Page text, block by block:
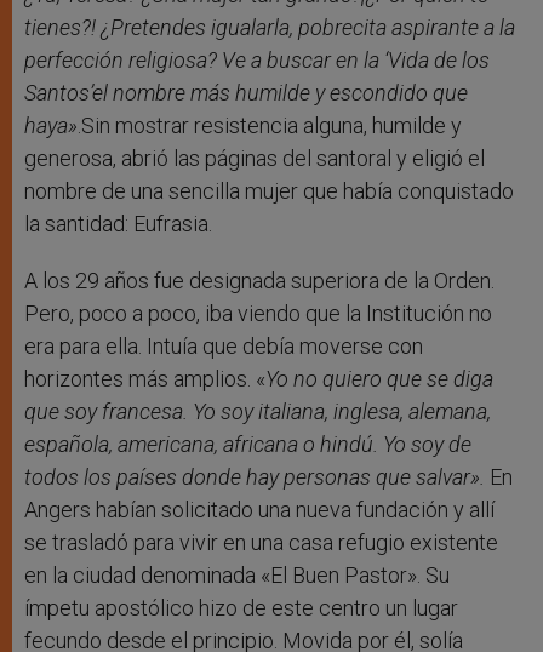
tienes?! ¿Pretendes igualarla, pobrecita aspirante a la
perfección religiosa? Ve a buscar en la ‘Vida de los
Santos’el nombre más humilde y escondido que
haya».Sin mostrar resistencia alguna, humilde y
generosa, abrió las páginas del santoral y eligió el
nombre de una sencilla mujer que había conquistado
la santidad: Eufrasia.
A los 29 años fue designada superiora de la Orden.
Pero, poco a poco, iba viendo que la Institución no
era para ella. Intuía que debía moverse con
horizontes más amplios. «Yo no quiero que se diga
que soy francesa. Yo soy italiana, inglesa, alemana,
española, americana, africana o hindú. Yo soy de
todos los países donde hay personas que salvar». En
Angers habían solicitado una nueva fundación y allí
se trasladó para vivir en una casa refugio existente
en la ciudad denominada «El Buen Pastor». Su
ímpetu apostólico hizo de este centro un lugar
fecundo desde el principio. Movida por él, solía